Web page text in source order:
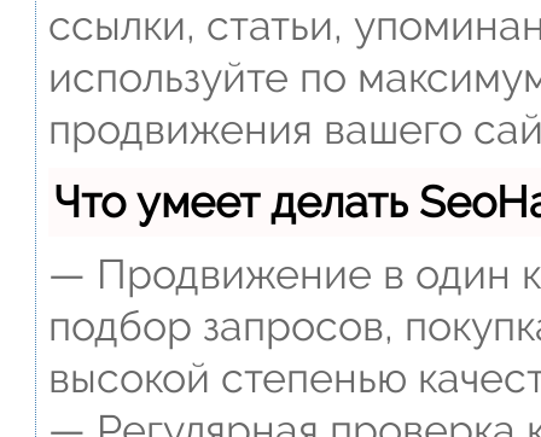
ссылки, статьи,
используйте по
продвижения вашего
Что умеет делать
— Продвижение в один
подбор запросов,
высокой степенью